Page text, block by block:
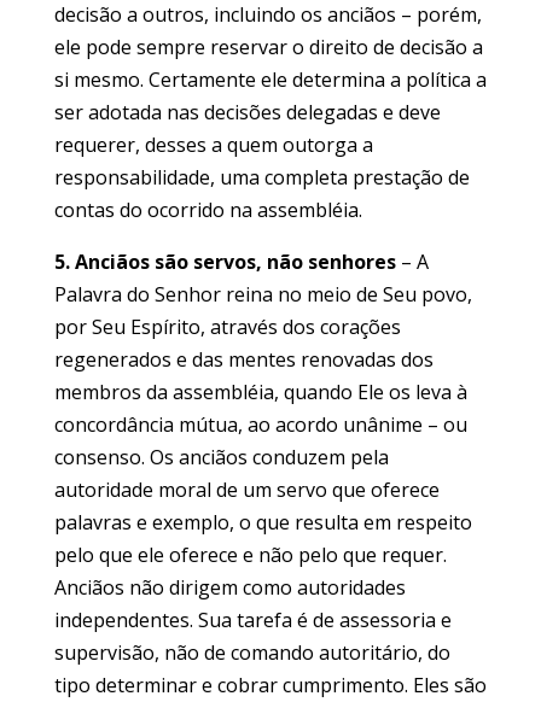
decisão a outros, incluindo os anciãos – porém,
ele pode sempre reservar o direito de decisão a
si mesmo. Certamente ele determina a política a
ser adotada nas decisões delegadas e deve
requerer, desses a quem outorga a
responsabilidade, uma completa prestação de
contas do ocorrido na assembléia.
5. Anciãos são servos, não senhores– A
Palavra do Senhor reina no meio de Seu povo,
por Seu Espírito, através dos corações
regenerados e das mentes renovadas dos
membros da assembléia, quando Ele os leva à
concordância mútua, ao acordo unânime – ou
consenso. Os anciãos conduzem pela
autoridade moral de um servo que oferece
palavras e exemplo, o que resulta em respeito
pelo que ele oferece e não pelo que requer.
Anciãos não dirigem como autoridades
independentes. Sua tarefa é de assessoria e
supervisão, não de comando autoritário, do
tipo determinar e cobrar cumprimento. Eles são